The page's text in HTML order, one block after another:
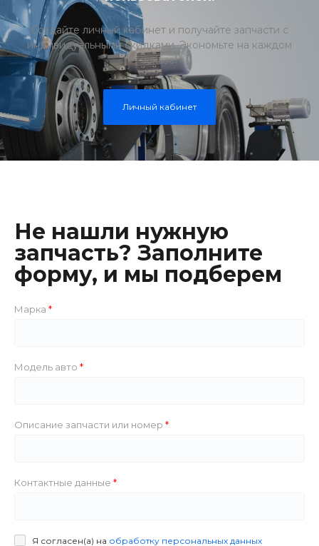
Создайте личный кабинет и получайте запчасти с
индивидуальными скидками. Экономьте на каждом
заказе!
Личный кабинет
Не нашли нужную
запчасть? Заполните
форму, и мы подберем
Марка
Модель авто
Описание запчасти или номер
Контактные данные
Я согласен(а) на обработку персональных данных